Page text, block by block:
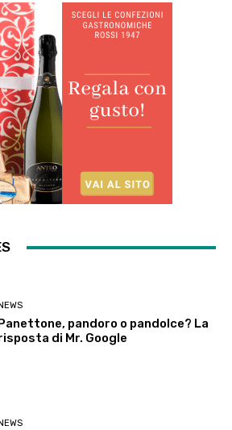
pandoro o pandolce? La
di Mr. Google
NEWS